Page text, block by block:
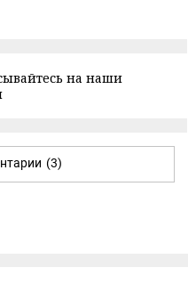
на наши
(3)